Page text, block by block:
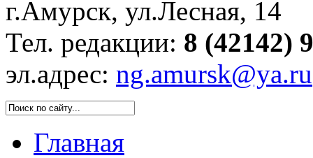
г.Амурск, ул.Лесная, 14
Тел. редакции: 8 (42142)
эл.адрес: ng.amursk@ya.ru
Главная